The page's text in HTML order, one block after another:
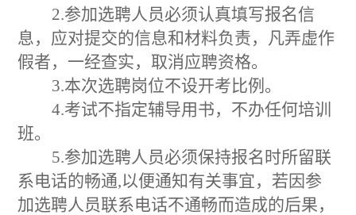
2.参加选聘人员必须认真填写报名信
息，应对提交的信息和材料负责，凡弄虚作
假者，一经查实，取消应聘资格。
3.本次选聘岗位不设开考比例。
4.考试不指定辅导用书，不办任何培训
班。
5.参加选聘人员必须保持报名时所留联
系电话的畅通,以便通知有关事宜，若因参
加选聘人员联系电话不通畅而造成的后果，